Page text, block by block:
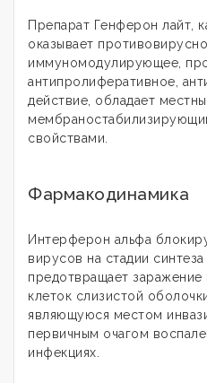
Препарат Генферон лайт,
оказывает
иммуномодулирующее,
антипролиферативное,
действие, обладает
свойствами.
Фармакодинамика
Интерферон альфа
вирусов на стадии
предотвращает
клеток слизистой
являющуюся местом
первичным очагом
инфекциях.